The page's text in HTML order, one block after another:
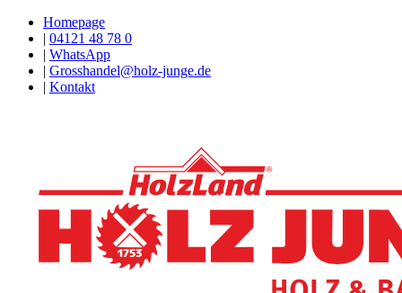
Homepage
| 04121 48 78 0
| WhatsApp
| Grosshandel@holz-junge.de
| Kontakt